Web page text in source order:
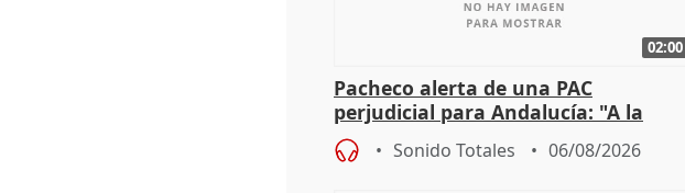
02:00
Pacheco alerta de una PAC
perjudicial para Andalucía: "A la
agricultura hay que protegerla"
Sonido Totales 06/08/2026